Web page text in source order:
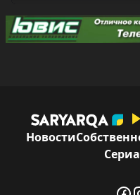
Новости